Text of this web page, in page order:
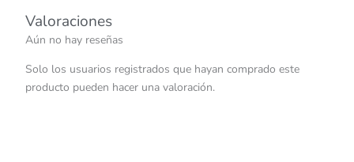
Valoraciones
Aún no hay reseñas
Solo los usuarios registrados que hayan comprado este
producto pueden hacer una valoración.